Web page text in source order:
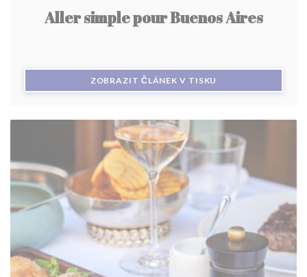
Aller simple pour Buenos Aires
ZOBRAZIT ČLÁNEK V TISKU